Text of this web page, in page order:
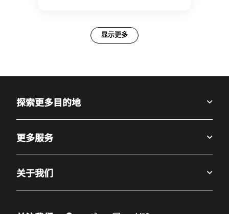
显示更多
探索更多目的地
更多服务
关于我们